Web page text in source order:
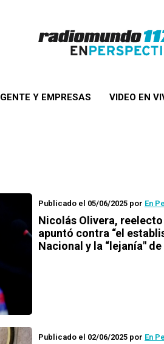
GENTE Y EMPRESAS VIDEO EN
Publicado el 05/06/2025 por En
Nicolás Olivera,
apuntó contra “el
Nacional y la “lejanía"
Publicado el 02/06/2025 por En